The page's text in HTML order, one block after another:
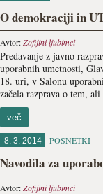
O demokraciji in
Avtor:Zofijini ljubimci
Predavanje z javno
uporabnih umetnosti,
18. uri, v Salonu
začela razprava o tem,
več
8. 3. 2014 POSNETKI
Navodila za
Avtor:Zofijini ljubimci